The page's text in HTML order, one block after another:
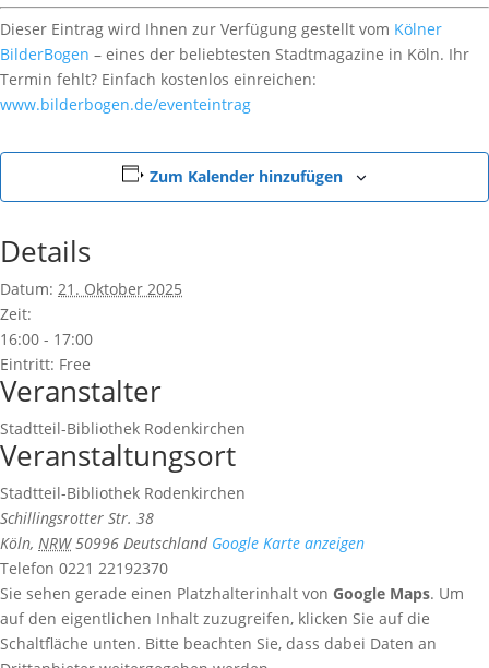
Dieser Eintrag wird Ihnen zur Verfügung gestellt vom Kölner
BilderBogen – eines der beliebtesten Stadtmagazine in Köln. Ihr
Termin fehlt? Einfach kostenlos einreichen:
www.bilderbogen.de/eventeintrag
Zum Kalender hinzufügen
Details
Datum: 21. Oktober 2025
Zeit:
16:00 - 17:00
Eintritt: Free
Veranstalter
Stadtteil-Bibliothek Rodenkirchen
Veranstaltungsort
Stadtteil-Bibliothek Rodenkirchen
Schillingsrotter Str. 38
Köln, NRW 50996 Deutschland Google Karte anzeigen
Telefon 0221 22192370
Sie sehen gerade einen Platzhalterinhalt von Google Maps. Um
auf den eigentlichen Inhalt zuzugreifen, klicken Sie auf die
Schaltfläche unten. Bitte beachten Sie, dass dabei Daten an